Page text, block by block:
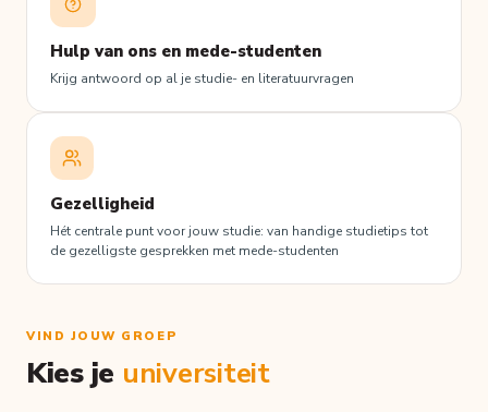
Hulp van ons en mede-studenten
Krijg antwoord op al je studie- en literatuurvragen
Gezelligheid
Hét centrale punt voor jouw studie: van handige studietips tot
de gezelligste gesprekken met mede-studenten
VIND JOUW GROEP
Kies je universiteit